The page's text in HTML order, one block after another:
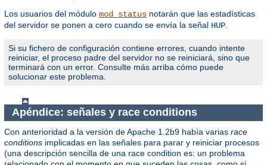
Los usuarios del módulo mod_status notarán que las estadísticas
del servidor se ponen a cero cuando se envía la señal HUP
Si su fichero de configuración contiene errores, cuando intente
reiniciar, el proceso padre del servidor no se reiniciará, sino que
terminará con un error. Consulte más arriba cómo puede
solucionar este problema.
Apéndice: señales y race conditions
Con anterioridad a la versión de Apache 1.2b9 había varias race
conditions implicadas en las señales para parar y reiniciar procesos
(una descripción sencilla de una race condition es: un problema